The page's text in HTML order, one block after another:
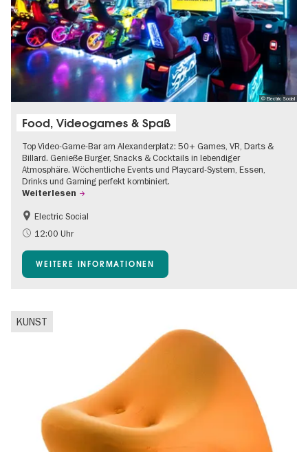
© Electric Social
Food, Videogames & Spaß
Top Video-Game-Bar am Alexanderplatz: 50+ Games, VR, Darts &
Billard. Genieße Burger, Snacks & Cocktails in lebendiger
Atmosphäre. Wöchentliche Events und Playcard-System, Essen,
Drinks und Gaming perfekt kombiniert.
Weiterlesen
Electric Social
12:00 Uhr
WEITERE INFORMATIONEN
KUNST